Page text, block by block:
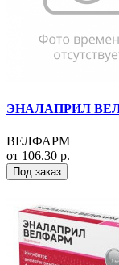
ЭНАЛАПРИЛ
ВЕЛФАРМ
от 106.30 р.
Под заказ